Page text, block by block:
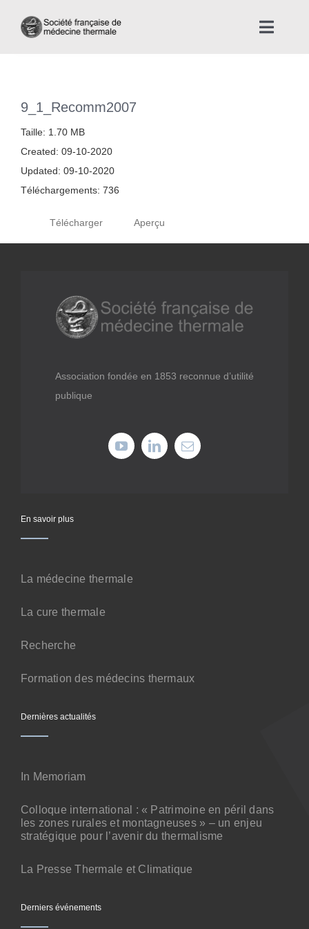
Toggle
Nous connaître
Actualités
Médiathèque
Recherche
Offres professionnelles
Cotiser
Faire un don
9_1_Recomm2007
Taille: 1.70 MB
Created: 09-10-2020
Updated: 09-10-2020
Téléchargements: 736
Télécharger Aperçu
Association fondée en 1853 reconnue d’utilité
publique
En savoir plus
La médecine thermale
La cure thermale
Recherche
Formation des médecins thermaux
Dernières actualités
In Memoriam
Colloque international : « Patrimoine en péril dans
les zones rurales et montagneuses » – un enjeu
stratégique pour l’avenir du thermalisme
La Presse Thermale et Climatique
Derniers événements